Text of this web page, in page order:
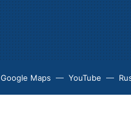
Google Maps YouTube